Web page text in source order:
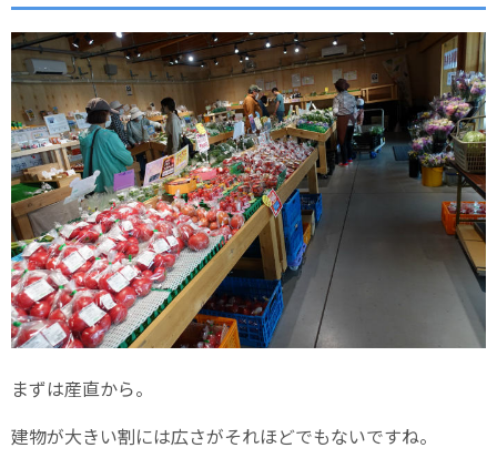
まずは産直から。
建物が大きい割には広さがそれほどでもないですね。